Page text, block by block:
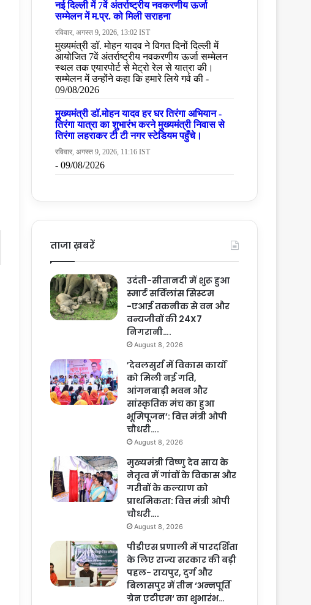
ताजा ख़बरें
उदंती-सीतानदी में शुरू हुआ
स्मार्ट सर्विलांस सिस्टम
-एआई तकनीक से वन और
वन्यजीवों की 24X7
निगरानी….
August 8, 2026
’देवलसुर्रा में विकास कार्यों
को मिली नई गति,
आंगनबाड़ी भवन और
सांस्कृतिक मंच का हुआ
भूमिपूजन’: वित्त मंत्री ओपी
चौधरी….
August 8, 2026
मुख्यमंत्री विष्णु देव साय के
नेतृत्व में गांवों के विकास और
गरीबों के कल्याण को
प्राथमिकता: वित्त मंत्री ओपी
चौधरी….
August 8, 2026
पीडीएस प्रणाली में पारदर्शिता
के लिए राज्य सरकार की बड़ी
पहल- रायपुर, दुर्ग और
बिलासपुर में तीन ‘अन्नपूर्ति
ग्रेन एटीएम‘ का शुभारंभ…